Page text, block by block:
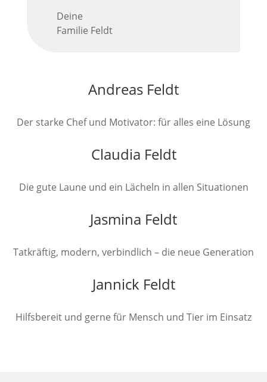
Deine
Familie Feldt
Andreas Feldt
Der starke Chef und Motivator: für alles eine Lösung
Claudia Feldt
Die gute Laune und ein Lächeln in allen Situationen
Jasmina Feldt
Tatkräftig, modern, verbindlich – die neue Generation
Jannick Feldt
Hilfsbereit und gerne für Mensch und Tier im Einsatz